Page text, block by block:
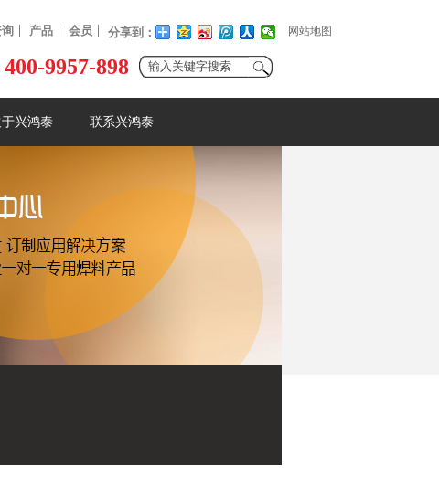
网站地图
询 产品 会员 分享到：
400-9957-898
于兴鸿泰 联系兴鸿泰